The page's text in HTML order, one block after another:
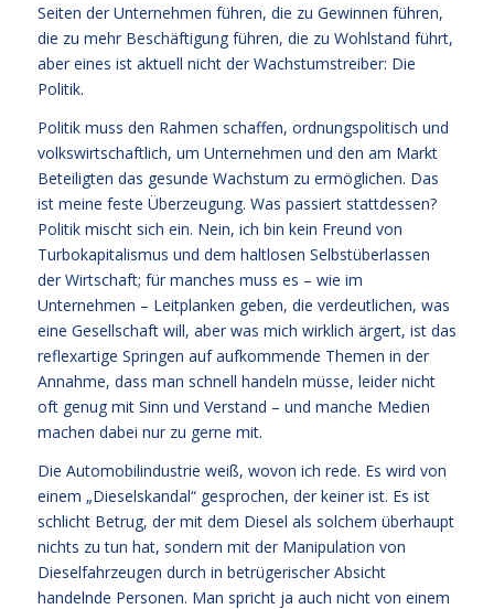
Seiten der Unternehmen führen, die zu Gewinnen führen,
die zu mehr Beschäftigung führen, die zu Wohlstand führt,
aber eines ist aktuell nicht der Wachstumstreiber: Die
Politik.
Politik muss den Rahmen schaffen, ordnungspolitisch und
volkswirtschaftlich, um Unternehmen und den am Markt
Beteiligten das gesunde Wachstum zu ermöglichen. Das
ist meine feste Überzeugung. Was passiert stattdessen?
Politik mischt sich ein. Nein, ich bin kein Freund von
Turbokapitalismus und dem haltlosen Selbstüberlassen
der Wirtschaft; für manches muss es – wie im
Unternehmen – Leitplanken geben, die verdeutlichen, was
eine Gesellschaft will, aber was mich wirklich ärgert, ist das
reflexartige Springen auf aufkommende Themen in der
Annahme, dass man schnell handeln müsse, leider nicht
oft genug mit Sinn und Verstand – und manche Medien
machen dabei nur zu gerne mit.
Die Automobilindustrie weiß, wovon ich rede. Es wird von
einem „Dieselskandal“ gesprochen, der keiner ist. Es ist
schlicht Betrug, der mit dem Diesel als solchem überhaupt
nichts zu tun hat, sondern mit der Manipulation von
Dieselfahrzeugen durch in betrügerischer Absicht
handelnde Personen. Man spricht ja auch nicht von einem